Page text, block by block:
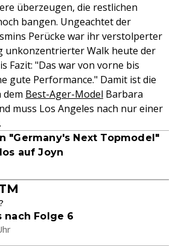
überzeugen, die restlichen
bangen. Ungeachtet der
Perücke war ihr verstolperter
unkonzentrierter Walk heute der
Fazit: "Das war von vorne bis
gute Performance." Damit ist die
dem Best-Ager-Model Barbara
muss Los Angeles nach nur einer
"Germany's Next Topmodel"
auf Joyn
nach Folge 6